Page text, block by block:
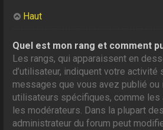
Haut
Quel est mon rang et comment
Les rangs, qui apparaissent en
d’utilisateur, indiquent votre activité
messages que vous avez publié
utilisateurs spécifiques, comme
les modérateurs. Dans la plupart
administrateur du forum peut